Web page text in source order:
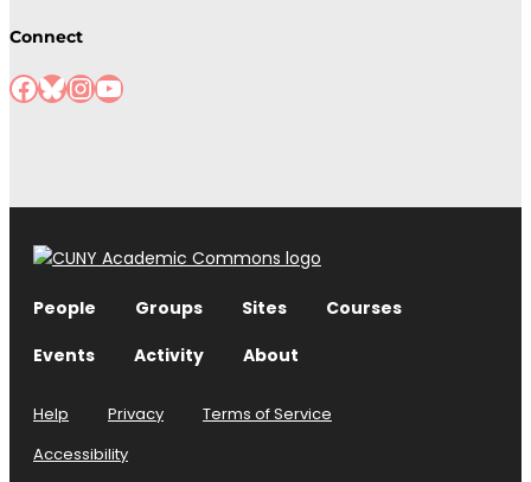
Connect
People Groups Sites
Courses
Events
Activity About
Help Privacy
Terms of Service
Accessibility